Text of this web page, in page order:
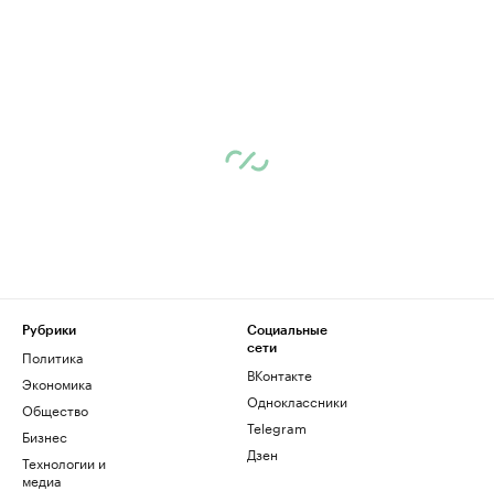
Рубрики
Политика
Экономика
Общество
Бизнес
Технологии и
медиа
Социальные
сети
ВКонтакте
Одноклассники
Telegram
Дзен